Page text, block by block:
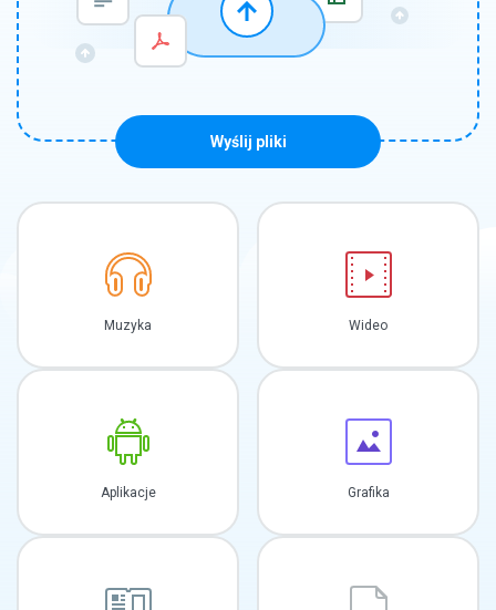
Wyślij pliki
Muzyka Wideo
Aplikacje Grafika